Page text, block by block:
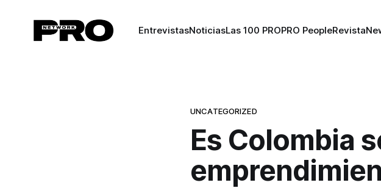
EntrevistasNoticiasLas 100 PROPRO PeopleRevista
UNCATEGORIZED
Es Colombia